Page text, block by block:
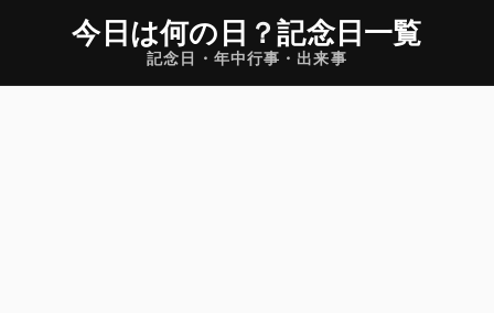
今日は何の日 ？記念日一覧
記念日・年中行事・出来事